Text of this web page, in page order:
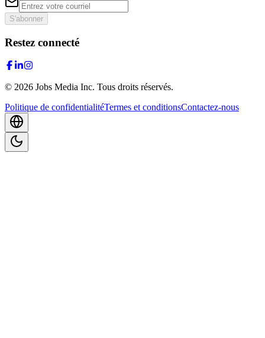
S'abonner
Restez connecté
© 2026 Jobs Media Inc. Tous droits réservés.
Politique de confidentialitéTermes et conditionsContactez-nous